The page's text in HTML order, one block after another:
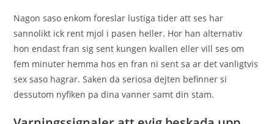
Nagon saso enkom foreslar lustiga tider att ses har
sannolikt ick rent mjol i pasen heller. Hor han alternativ
hon endast fran sig sent kungen kvallen eller vill ses om
fem minuter hemma hos en fran ni sent sa ar det vanligtvis
sex saso hagrar. Saken da seriosa dejten befinner si
dessutom nyfiken pa dina vanner samt din stam.